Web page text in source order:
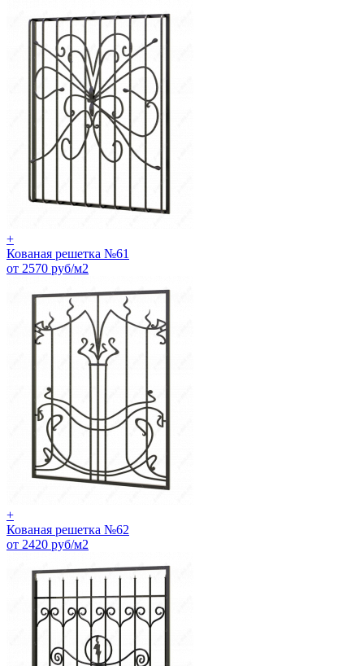
+
Кованая решетка №61
от 2570 руб/м2
+
Кованая решетка №62
от 2420 руб/м2